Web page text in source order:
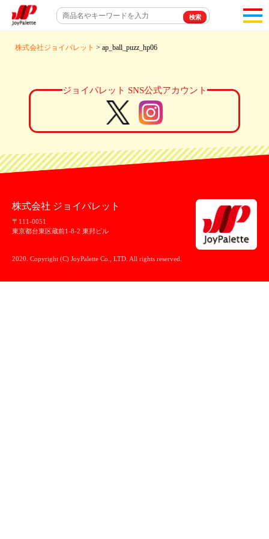
株式会社ジョイパレット > ap_ball_puzz_hp06
ジョイパレット SNS公式アカウント
株式会社 ジョイパレット
〒111-0051
東京都台東区蔵前1-8-2 東邦ビル
2020. Copyright (C) JoyPalette Co., LTD. All rights reserved.